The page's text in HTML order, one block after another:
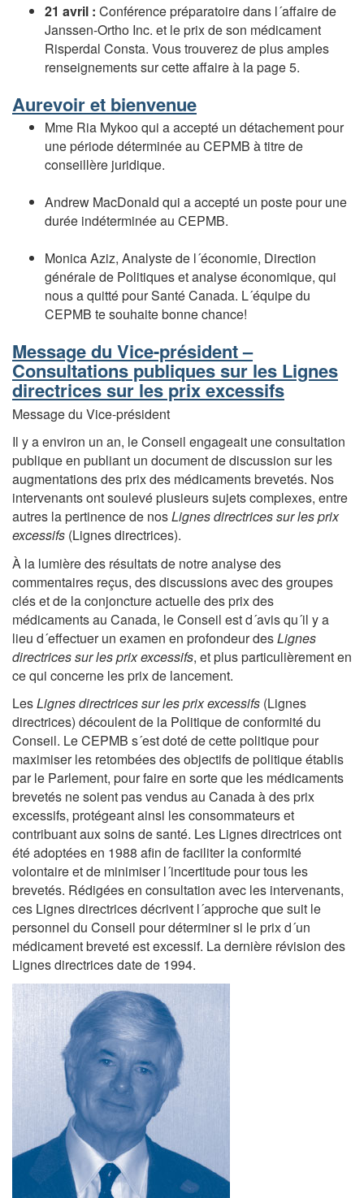
21 avril : Conférence préparatoire dans l´affaire de
Janssen-Ortho Inc. et le prix de son médicament
Risperdal Consta. Vous trouverez de plus amples
renseignements sur cette affaire à la page 5.
Aurevoir et bienvenue
Mme Ria Mykoo qui a accepté un détachement pour
une période déterminée au CEPMB à titre de
conseillère juridique.
Andrew MacDonald qui a accepté un poste pour une
durée indéterminée au CEPMB.
Monica Aziz, Analyste de l´économie, Direction
générale de Politiques et analyse économique, qui
nous a quitté pour Santé Canada. L´équipe du
CEPMB te souhaite bonne chance!
Message du Vice-président –
Consultations publiques sur les Lignes
directrices sur les prix excessifs
Message du Vice-président
Il y a environ un an, le Conseil engageait une consultation
publique en publiant un document de discussion sur les
augmentations des prix des médicaments brevetés. Nos
intervenants ont soulevé plusieurs sujets complexes, entre
autres la pertinence de nosLignes directrices sur les prix
excessifs (Lignes directrices).
À la lumière des résultats de notre analyse des
commentaires reçus, des discussions avec des groupes
clés et de la conjoncture actuelle des prix des
médicaments au Canada, le Conseil est d´avis qu´il y a
lieu d´effectuer un examen en profondeur desLignes
directrices sur les prix excessifs, et plus particulièrement en
ce qui concerne les prix de lancement.
LesLignes directrices sur les prix excessifs (Lignes
directrices) découlent de la Politique de conformité du
Conseil. Le CEPMB s´est doté de cette politique pour
maximiser les retombées des objectifs de politique établis
par le Parlement, pour faire en sorte que les médicaments
brevetés ne soient pas vendus au Canada à des prix
excessifs, protégeant ainsi les consommateurs et
contribuant aux soins de santé. Les Lignes directrices ont
été adoptées en 1988 afin de faciliter la conformité
volontaire et de minimiser l´incertitude pour tous les
brevetés. Rédigées en consultation avec les intervenants,
ces Lignes directrices décrivent l´approche que suit le
personnel du Conseil pour déterminer si le prix d´un
médicament breveté est excessif. La dernière révision des
Lignes directrices date de 1994.